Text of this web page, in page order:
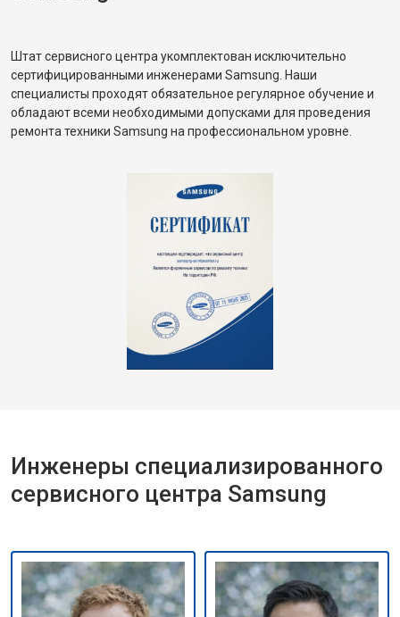
Штат сервисного центра укомплектован исключительно
сертифицированными инженерами Samsung. Наши
специалисты проходят обязательное регулярное обучение и
обладают всеми необходимыми допусками для проведения
ремонта техники Samsung на профессиональном уровне.
Инженеры специализированного
сервисного центра Samsung